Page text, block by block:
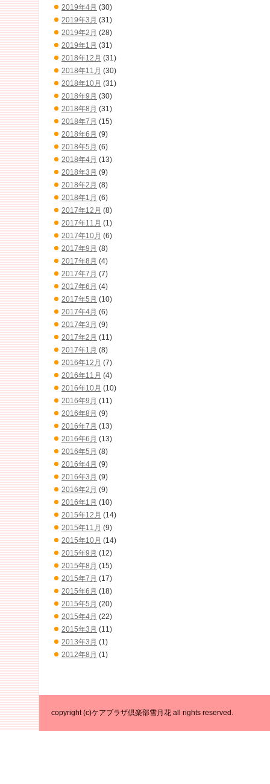
2019年4月 (30)
2019年3月 (31)
2019年2月 (28)
2019年1月 (31)
2018年12月 (31)
2018年11月 (30)
2018年10月 (31)
2018年9月 (30)
2018年8月 (31)
2018年7月 (15)
2018年6月 (9)
2018年5月 (6)
2018年4月 (13)
2018年3月 (9)
2018年2月 (8)
2018年1月 (6)
2017年12月 (8)
2017年11月 (1)
2017年10月 (6)
2017年9月 (8)
2017年8月 (4)
2017年7月 (7)
2017年6月 (4)
2017年5月 (10)
2017年4月 (6)
2017年3月 (9)
2017年2月 (11)
2017年1月 (8)
2016年12月 (7)
2016年11月 (4)
2016年10月 (10)
2016年9月 (11)
2016年8月 (9)
2016年7月 (13)
2016年6月 (13)
2016年5月 (8)
2016年4月 (9)
2016年3月 (9)
2016年2月 (9)
2016年1月 (10)
2015年12月 (14)
2015年11月 (9)
2015年10月 (14)
2015年9月 (12)
2015年8月 (15)
2015年7月 (17)
2015年6月 (18)
2015年5月 (20)
2015年4月 (22)
2015年3月 (11)
2013年3月 (1)
2012年8月 (1)
copyright (c)ケアプラザ倶楽部雪月花 all rights reserved.